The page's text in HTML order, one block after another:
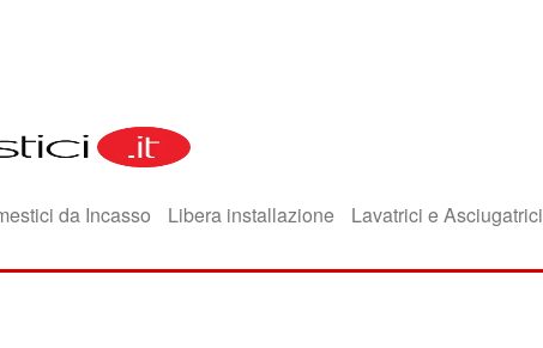
da Incasso Libera installazione Lavatrici e Asciugatrici